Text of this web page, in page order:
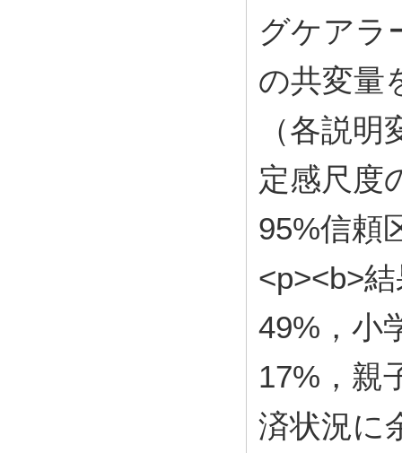
グケアラ
の共変量
（各説
定感尺度
95%信頼
<p><b>
49%，小
17%，親
済状況に